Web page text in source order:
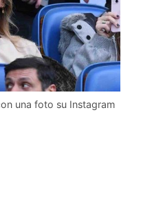
una foto su Instagram